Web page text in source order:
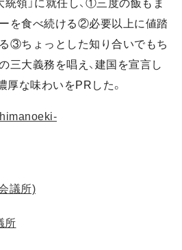
統領」に就任し、①三度の飯もま
を食べ続ける②必要以上に値踏
③ちょっとした知り合いでもち
大義務を唱え、建国を宣言し
厚な味わいをPRした。
議所)
所